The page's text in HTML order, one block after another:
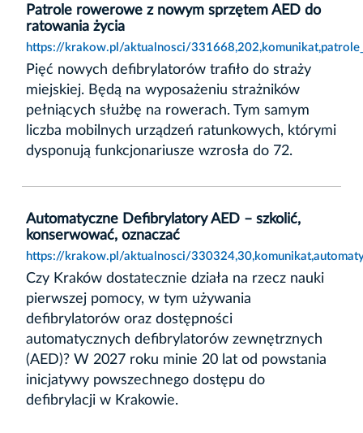
Patrole rowerowe z nowym sprzętem AED do
ratowania życia
https://krakow.pl/aktualnosci/
Pięć nowych defibrylatorów trafiło do straży
miejskiej. Będą na wyposażeniu strażników
pełniących służbę na rowerach. Tym samym
liczba mobilnych urządzeń ratunkowych, którymi
dysponują funkcjonariusze wzrosła do 72.
Automatyczne Defibrylatory AED – szkolić,
konserwować, oznaczać
https://krakow.pl/aktualnosci/
Czy Kraków dostatecznie działa na rzecz nauki
pierwszej pomocy, w tym używania
defibrylatorów oraz dostępności
automatycznych defibrylatorów zewnętrznych
(AED)? W 2027 roku minie 20 lat od powstania
inicjatywy powszechnego dostępu do
defibrylacji w Krakowie.